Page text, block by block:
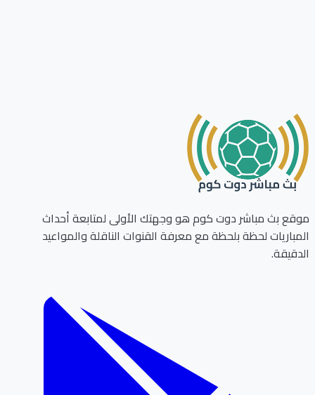
بث مباشر دوت كوم هو وجهتك الأولى لمتابعة أحداث
لحظة بلحظة مع معرفة القنوات الناقلة والمواعيد